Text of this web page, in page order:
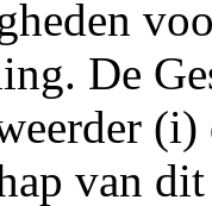
De
van